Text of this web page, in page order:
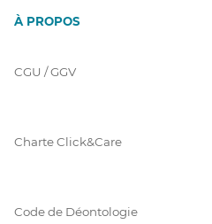
À PROPOS
CGU / GGV
Charte Click&Care
Code de Déontologie